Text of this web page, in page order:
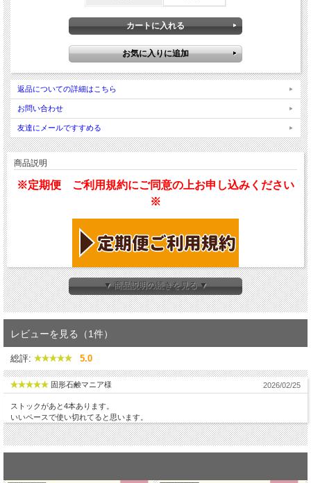
返品についての詳細はこちら
お問い合わせ
友達にメールですすめる
商品説明
※定期便 ご利用規約にご同意の上お申し込みください
※
●百香草ハーバル美容液の詳細はこちら●
▼ 商品説明の続きを見る ▼
レビューを見る（1件）
総評: 5.0
固形石鹸マニア様 2026/02/25
ストックがあと4本あります。
いいペースで使い切れてると思います。